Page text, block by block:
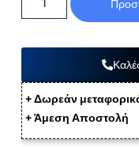
+ Δωρεάν
+ Άμεση Αποστολή